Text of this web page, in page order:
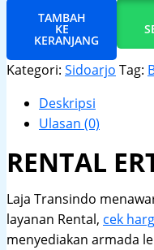
TAMBAH
KE
KERANJANG
Kategori: Sidoarjo Tag:
Deskripsi
Ulasan (0)
RENTAL
Laja Transindo
layanan Rental, cek
menyediakan armada